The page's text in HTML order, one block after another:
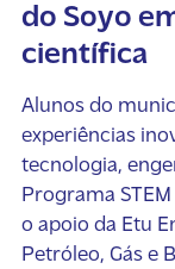
do Soyo
científica
Alunos do
experiências
tecnologia,
Programa
o apoio da Etu
Petróleo, Gás e